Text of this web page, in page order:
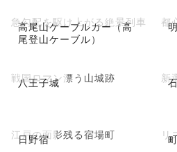
高尾山ケーブルカー（高
尾登山ケーブル）
急勾配を駆け上がる絶景列車 都
八王子城
戦国ロマン漂う山城跡 新
日野宿
江戸の面影残る宿場町 リ